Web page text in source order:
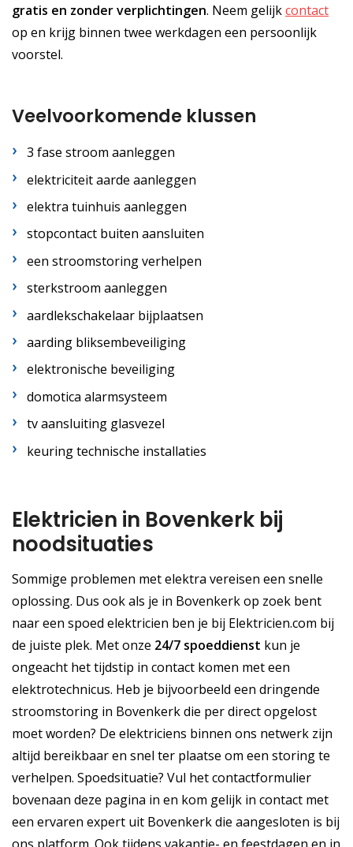
gratis en zonder verplichtingen. Neem gelijkcontact
op en krijg binnen twee werkdagen een persoonlijk
voorstel.
Veelvoorkomende klussen
3 fase stroom aanleggen
elektriciteit aarde aanleggen
elektra tuinhuis aanleggen
stopcontact buiten aansluiten
een stroomstoring verhelpen
sterkstroom aanleggen
aardlekschakelaar bijplaatsen
aarding bliksembeveiliging
elektronische beveiliging
domotica alarmsysteem
tv aansluiting glasvezel
keuring technische installaties
Elektricien in Bovenkerk bij
noodsituaties
Sommige problemen met elektra vereisen een snelle
oplossing. Dus ook als je in Bovenkerk op zoek bent
naar een spoed elektricien ben je bij Elektricien.com bij
de juiste plek. Met onze 24/7 spoeddienst kun je
ongeacht het tijdstip in contact komen met een
elektrotechnicus. Heb je bijvoorbeeld een dringende
stroomstoring in Bovenkerk die per direct opgelost
moet worden? De elektriciens binnen ons netwerk zijn
altijd bereikbaar en snel ter plaatse om een storing te
verhelpen. Spoedsituatie? Vul het contactformulier
bovenaan deze pagina in en kom gelijk in contact met
een ervaren expert uit Bovenkerk die aangesloten is bij